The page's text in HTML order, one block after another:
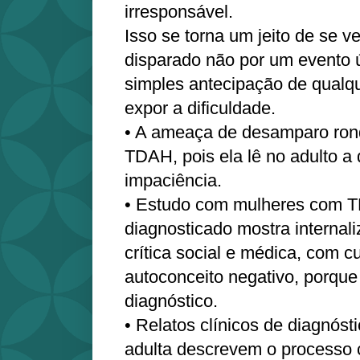
irresponsável.
Isso se torna um jeito de se
disparado não por um evento
simples antecipação de
expor a dificuldade.
• A ameaça de desamparo
TDAH, pois ela lê no adulto a
impaciência.
• Estudo com mulheres com
diagnosticado mostra
crítica social e médica, com
autoconceito negativo,
diagnóstico.
• Relatos clínicos de
adulta descrevem o processo